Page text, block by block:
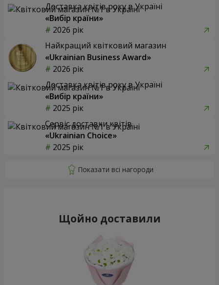
Доставка квітів року в Україні
«Вибір країни»
2026 рік
Найкращий квітковий магазин
«Ukrainian Business Award»
2026 рік
Доставка квітів року в Україні
«Вибір країни»
2025 рік
Сервіс доставки квітів
«Ukrainian Choice»
2025 рік
Щойно доставили